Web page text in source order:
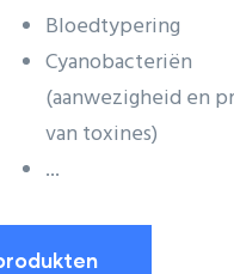
Bloedtypering
Cyanobacteriën
(aanwezigheid en
van toxines)
...